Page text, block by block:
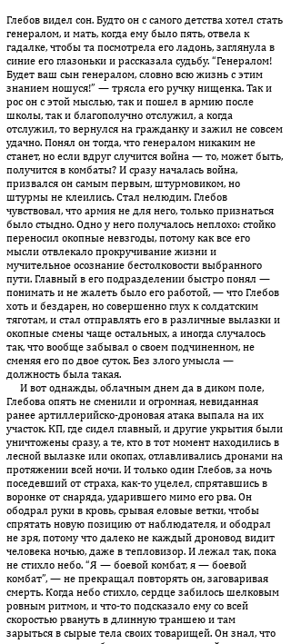
Глебов видел сон. Будто он с самого детства хотел стать
генералом, и мать, когда ему было пять, отвела к
гадалке, чтобы та посмотрела его ладонь, заглянула в
синие его глазоньки и рассказала судьбу. “Генералом!
Будет ваш сын генералом, словно всю жизнь с этим
знанием ношуся!” — трясла его ручку нищенка. Так и
рос он с этой мыслью, так и пошел в армию после
школы, так и благополучно отслужил, а когда
отслужил, то вернулся на гражданку и зажил не совсем
удачно. Понял он тогда, что генералом никаким не
станет, но если вдруг случится война — то, может быть,
получится в комбаты? И сразу началась война,
призвался он самым первым, штурмовиком, но
штурмы не клеились. Стал нелюдим. Глебов
чувствовал, что армия не для него, только признаться
было стыдно. Одно у него получалось неплохо: стойко
переносил окопные невзгоды, потому как все его
мысли отвлекало прокручивание жизни и
мучительное осознание бестолковости выбранного
пути. Главный в его подразделении быстро понял —
понимать и не жалеть было его работой, — что Глебов
хоть и бездарен, но совершенно глух к солдатским
тяготам, и стал отправлять его в различные вылазки и
окопные смены чаще остальных, а иногда случалось
так, что вообще забывал о своем подчиненном, не
сменяя его по двое суток. Без злого умысла —
должность была такая.
И вот однажды, облачным днем да в диком поле,
Глебова опять не сменили и огромная, невиданная
ранее артиллерийско-дроновая атака выпала на их
участок. КП, где сидел главный, и другие укрытия были
уничтожены сразу, а те, кто в тот момент находились в
лесной вылазке или окопах, отлавливались дронами на
протяжении всей ночи. И только один Глебов, за ночь
поседевший от страха, как-то уцелел, спрятавшись в
воронке от снаряда, ударившего мимо его рва. Он
ободрал руки в кровь, срывая еловые ветки, чтобы
спрятать новую позицию от наблюдателя, и ободрал
не зря, потому что далеко не каждый дроновод видит
человека ночью, даже в тепловизор. И лежал так, пока
не стихло небо. “Я — боевой комбат, я — боевой
комбат”, — не прекращал повторять он, заговаривая
смерть. Когда небо стихло, сердце забилось шелковым
ровным ритмом, и что-то подсказало ему со всей
скоростью рвануть в длинную траншею и там
зарыться в сырые тела своих товарищей. Он знал, что